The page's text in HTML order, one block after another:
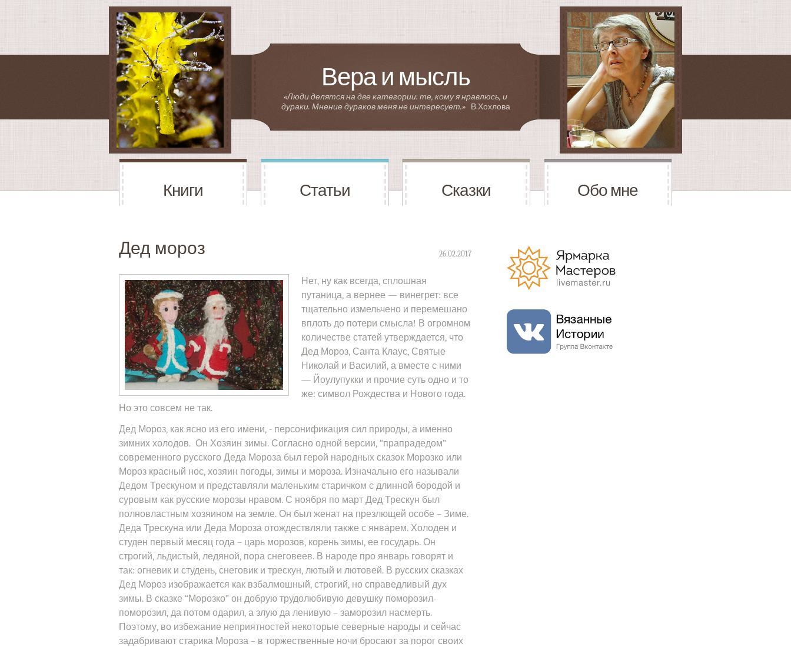
Вера и мысль
«Люди делятся на две категории: те, кому я нравлюсь, и
дураки. Мнение дураков меня не интересует.»
В.Хохлова
Книги Статьи Сказки Обо мне
26.02.2017
Дед мороз
Нет, ну как всегда, сплошная
путаница, а вернее — винегрет: все
тщательно измельчено и перемешано
вплоть до потери смысла! В огромном
количестве статей утверждается, что
Дед Мороз, Санта Клаус, Святые
Николай и Василий, а вместе с ними
— Йоулупукки и прочие суть одно и то
же: символ Рождества и Нового года.
Но это совсем не так.
Дед Мороз, как ясно из его имени, - персонификация сил природы, а именно
зимних холодов. Он Хозяин зимы. Согласно одной версии, “прапрадедом”
современного русского Деда Мороза был герой народных сказок Морозко или
Мороз красный нос, хозяин погоды, зимы и мороза. Изначально его называли
Дедом Трескуном и представляли маленьким старичком с длинной бородой и
суровым как русские морозы нравом. С ноября по март Дед Трескун был
полновластным хозяином на земле. Он был женат на презлющей особе – Зиме.
Деда Трескуна или Деда Мороза отождествляли также с январем. Холоден и
студен первый месяц года – царь морозов, корень зимы, ее государь. Он
строгий, льдистый, ледяной, пора снеговеев. В народе про январь говорят и
так: огневик и студень, снеговик и трескун, лютый и лютовей. В русских сказках
Дед Мороз изображается как взбалмошный, строгий, но справедливый дух
зимы. В сказке “Морозко” он добрую трудолюбивую девушку поморозил-
поморозил, да потом одарил, а злую да ленивую – заморозил насмерть.
Поэтому, во избежание неприятностей некоторые северные народы и сейчас
задабривают старика Мороза – в торжественные ночи бросают за порог своих